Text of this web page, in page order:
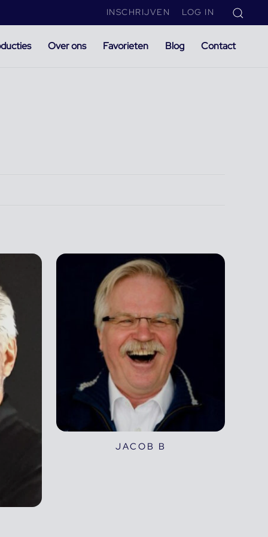
INSCHRIJVEN LOG IN
Over ons Favorieten Blog Contact
JACOB B